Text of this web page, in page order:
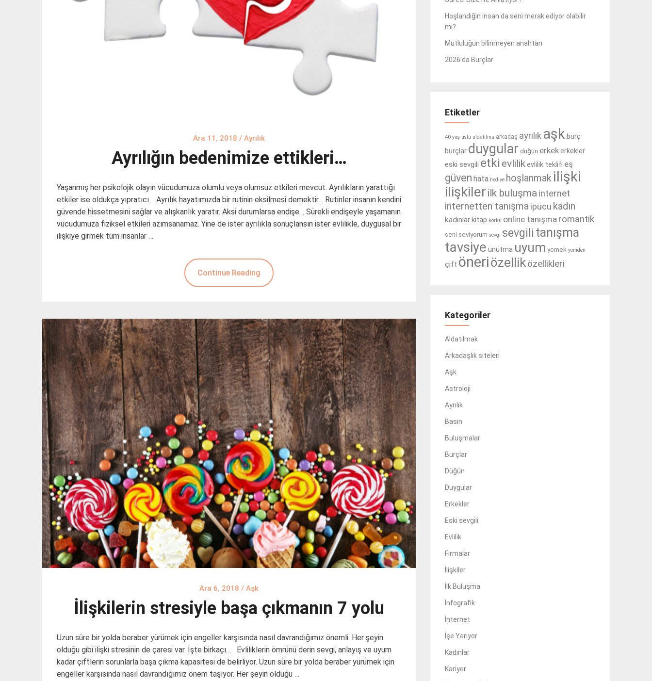
Ara 11, 2018 / Ayrılık
Ayrılığın bedenimize ettikleri…
Yaşanmış her psikolojik olayın vücudumuza olumlu veya olumsuz etkileri mevcut. Ayrılıkların yarattığı
etkiler ise oldukça yıpratıcı. Ayrılık hayatımızda bir rutinin eksilmesi demektir… Rutinler insanın kendini
güvende hissetmesini sağlar ve alışkanlık yaratır. Aksi durumlarsa endişe… Sürekli endişeyle yaşamanın
vücudumuza fiziksel etkileri azımsanamaz. Yine de ister ayrılıkla sonuçlansın ister evlilikle, duygusal bir
ilişkiye girmek tüm insanlar …
Continue Reading
Ara 6, 2018 / Aşk
İlişkilerin stresiyle başa çıkmanın 7 yolu
Uzun süre bir yolda beraber yürümek için engeller karşısında nasıl davrandığımız önemli. Her şeyin
olduğu gibi ilişki stresinin de çaresi var. İşte birkaçı… Evliliklerin ömrünü derin sevgi, anlayış ve uyum
kadar çiftlerin sorunlarla başa çıkma kapasitesi de belirliyor. Uzun süre bir yolda beraber yürümek için
engeller karşısında nasıl davrandığımız önem taşıyor. Her şeyin olduğu …
Hoşlandığın insan da seni merak ediyor olabilir
mi?
Mutluluğun bilinmeyen anahtarı
2026’da Burçlar
Etiketler
40 yaş üstü aldatılma arkadaş ayrılık aşk burç
burçlar duygular düğün erkekerkekler
eski sevgili etki evlilikevlilik teklifi eş
güven hata hediye hoşlanmak ilişki
ilişkiler ilk buluşma internet
internetten tanışmaipucu kadın
kadınlarkitap korku online tanışma romantik
seni seviyorum sevgi sevgili tanışma
tavsiye unutma uyum yemek yeniden
çift öneriözelliközellikleri
Kategoriler
Aldatılmak
Arkadaşlık siteleri
Aşk
Astroloji
Ayrılık
Basın
Buluşmalar
Burçlar
Düğün
Duygular
Erkekler
Eski sevgili
Evlilik
Firmalar
İlişkiler
İlk Buluşma
İnfografik
İnternet
İşe Yarıyor
Kadınlar
Kariyer